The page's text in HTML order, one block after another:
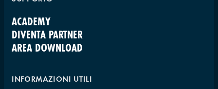
ACADEMY
DIVENTA PARTNER
AREA DOWNLOAD
INFORMAZIONI UTILI